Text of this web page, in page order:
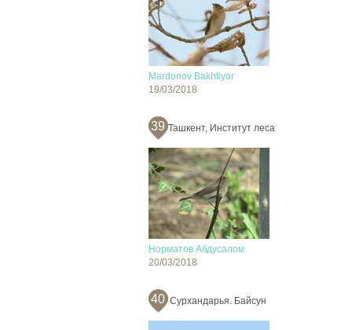
Mardonov Bakhtiyor
19/03/2018
39 Ташкент, Институт леса
Норматов Абдусалом
20/03/2018
40 Сурхандарья. Байсун